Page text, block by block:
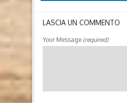
UN LIBRO
da Francesca Parmigiani,
LASCIA UN COMMENTO
Your Message (required)